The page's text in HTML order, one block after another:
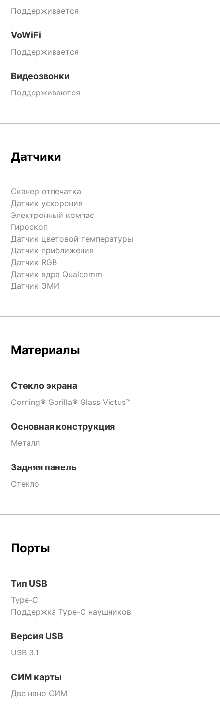
Поддерживается
VoWiFi
Поддерживается
Видеозвонки
Поддерживаются
Датчики
Сканер отпечатка
Датчик ускорения
Электронный компас
Гироскоп
Датчик цветовой температуры
Датчик приближения
Датчик RGB
Датчик ядра Qualcomm
Датчик ЭМИ
Материалы
Стекло экрана
Corning® Gorilla® Glass Victus™
Основная конструкция
Металл
Задняя панель
Стекло
Порты
Тип USB
Type-C
Поддержка Type-C наушников
Версия USB
USB 3.1
СИМ карты
Две нано СИМ